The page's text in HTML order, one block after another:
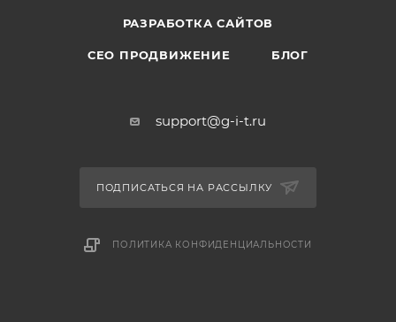
РАЗРАБОТКА САЙТОВ
СЕО ПРОДВИЖЕНИЕ БЛОГ
support@g-i-t.ru
ПОДПИСАТЬСЯ НА РАССЫЛКУ
ПОЛИТИКА КОНФИДЕНЦИАЛЬНОСТИ